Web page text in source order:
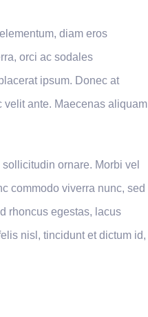
diam eros
orci ac sodales
ipsum. Donec at
velit ante. Maecenas aliquam
ornare. Morbi vel
commodo viverra nunc, sed
rhoncus egestas, lacus
nisl, tincidunt et dictum id,